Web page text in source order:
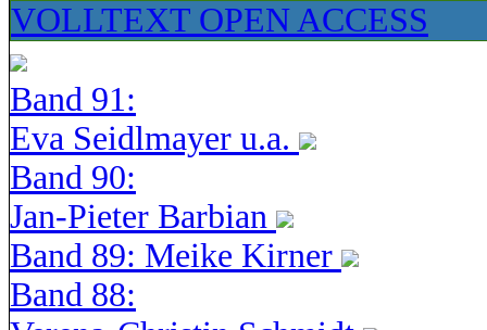
VOLLTEXT OPEN ACCESS
Band 91:
Eva Seidlmayer u.a.
Band 90:
Jan-Pieter Barbian
Band 89: Meike Kirner
Band 88: